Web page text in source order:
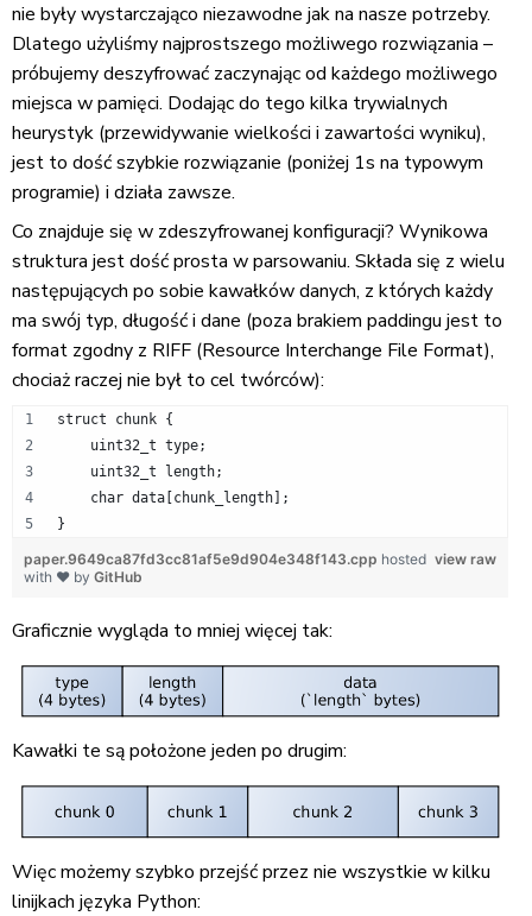
nie były wystarczająco niezawodne jak na nasze potrzeby.
Dlatego użyliśmy najprostszego możliwego rozwiązania –
próbujemy deszyfrować zaczynając od każdego możliwego
miejsca w pamięci. Dodając do tego kilka trywialnych
heurystyk (przewidywanie wielkości i zawartości wyniku),
jest to dość szybkie rozwiązanie (poniżej 1s na typowym
programie) i działa zawsze.
Co znajduje się w zdeszyfrowanej konfiguracji? Wynikowa
struktura jest dość prosta w parsowaniu. Składa się z wielu
następujących po sobie kawałków danych, z których każdy
ma swój typ, długość i dane (poza brakiem paddingu jest to
format zgodny z RIFF (Resource Interchange File Format),
chociaż raczej nie był to cel twórców):
struct chunk {
    uint32_t type;
    uint32_t length;
    char data[chunk_length];
}
view raw
paper.9649ca87fd3cc81af5e9d904e348f143.cpp hosted
with ❤ by GitHub
Graficznie wygląda to mniej więcej tak:
Kawałki te są położone jeden po drugim:
Więc możemy szybko przejść przez nie wszystkie w kilku
linijkach języka Python: